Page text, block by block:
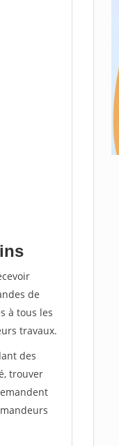
de
à tous les
travaux.
des
trouver